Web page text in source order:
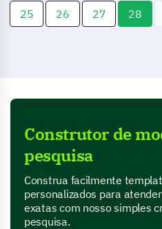
25 26 27 28
Construtor de
pesquisa
Construa facilmente
personalizados para
exatas com nosso simples
pesquisa.